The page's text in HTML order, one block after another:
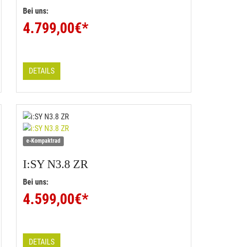
Bei uns:
4.799,00€*
DETAILS
e-Kompaktrad
I:SYN3.8 ZR
Bei uns:
4.599,00€*
DETAILS